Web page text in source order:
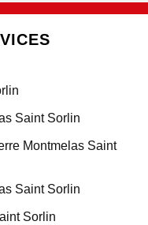
Saint Sorlin
Montmelas Saint
Saint Sorlin
Sorlin